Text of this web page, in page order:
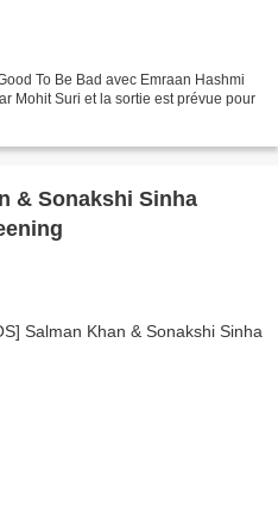
To Be Bad avec Emraan Hashmi
Mohit Suri et la sortie est prévue pour
& Sonakshi Sinha